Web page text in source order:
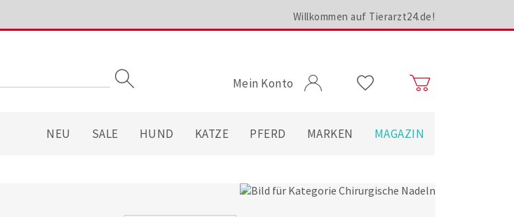
Willkommen auf Tierarzt24.de!
Mein Konto
NEU SALE HUND KATZE PFERD MARKEN MAGAZIN